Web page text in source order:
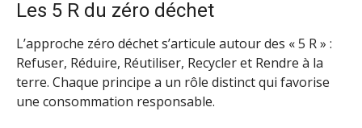
Les 5 R du zéro déchet
L’approche zéro déchet s’articule autour des « 5 R » :
Refuser, Réduire, Réutiliser, Recycler et Rendre à la
terre. Chaque principe a un rôle distinct qui favorise
une consommation responsable.